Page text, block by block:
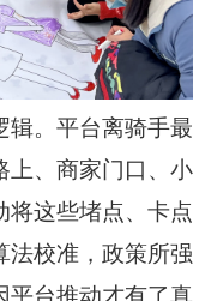
平台离骑手最
上、商家门口、小
将这些堵点、卡点
法校准，政策所强
平台推动才有了真